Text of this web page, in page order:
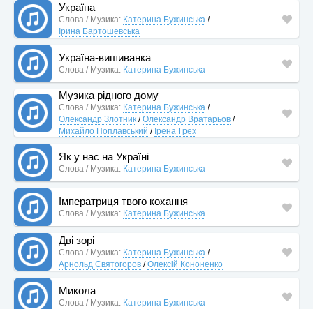
Україна
Слова / Музика: Катерина Бужинська /
Ірина Бартошевська
Україна-вишиванка
Слова / Музика: Катерина Бужинська
Музика рідного дому
Слова / Музика: Катерина Бужинська /
Олександр Злотник /Олександр Вратарьов /
Михайло Поплавський / Ірена Грех
Як у нас на Україні
Слова / Музика: Катерина Бужинська
Імператриця твого кохання
Слова / Музика: Катерина Бужинська
Дві зорі
Слова / Музика: Катерина Бужинська /
Арнольд Святогоров /Олексій Кононенко
Микола
Слова / Музика: Катерина Бужинська